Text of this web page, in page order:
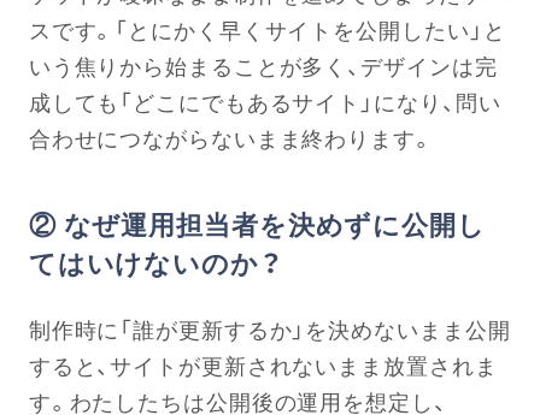
スです。「とにかく早くサイトを公開したい」と
いう焦りから始まることが多く、デザインは完
成しても「どこにでもあるサイト」になり、問い
合わせにつながらないまま終わります。
② なぜ運用担当者を決めずに公開し
てはいけないのか？
制作時に「誰が更新するか」を決めないまま公開
すると、サイトが更新されないまま放置されま
す。わたしたちは公開後の運用を想定し、